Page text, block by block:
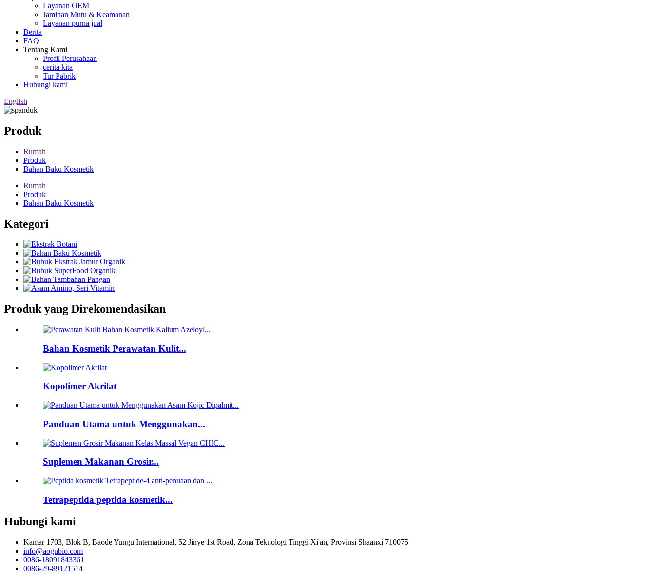
Layanan OEM
Jaminan Mutu & Keamanan
Layanan purna jual
Berita
FAQ
Tentang Kami
Profil Perusahaan
cerita kita
Tur Pabrik
Hubungi kami
English
Produk
Rumah
Produk
Bahan Baku Kosmetik
Rumah
Produk
Bahan Baku Kosmetik
Kategori
Produk yang Direkomendasikan
Bahan Kosmetik Perawatan Kulit...
Kopolimer Akrilat
Panduan Utama untuk Menggunakan...
Suplemen Makanan Grosir...
Tetrapeptida peptida kosmetik...
Hubungi kami
Kamar 1703, Blok B, Baode Yungu International, 52 Jinye 1st Road, Zona Teknologi Tinggi Xi'an, Provinsi Shaanxi 710075
info@aogubio.com
0086-18091843361
0086-29-89121514